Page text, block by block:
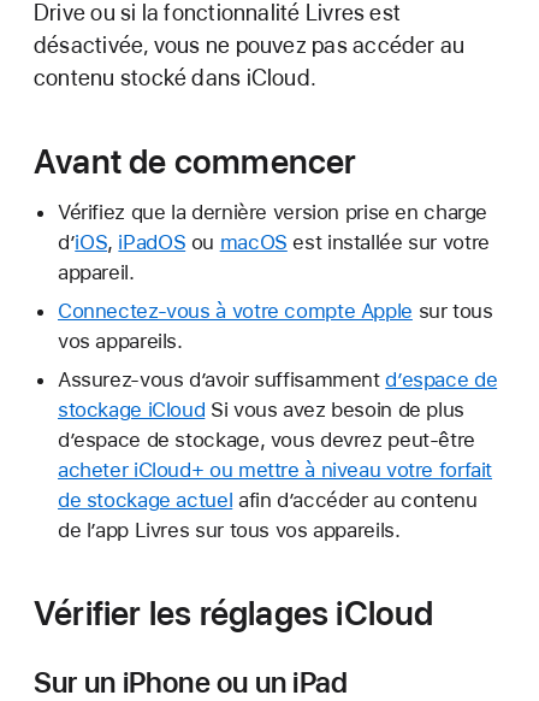
Drive ou si la fonctionnalité Livres est
désactivée, vous ne pouvez pas accéder au
contenu stocké dans iCloud.
Avant de commencer
Vérifiez que la dernière version prise en charge
d’iOS, iPadOS ou macOS est installée sur votre
appareil.
Connectez-vous à votre compte Apple sur tous
vos appareils.
Assurez-vous d’avoir suffisammentd’espace de
stockage iCloud Si vous avez besoin de plus
d’espace de stockage, vous devrez peut-être
acheter iCloud+ ou mettre à niveau votre forfait
de stockage actuel afin d’accéder au contenu
de l’app Livres sur tous vos appareils.
Vérifier les réglages iCloud
Sur un iPhone ou un iPad